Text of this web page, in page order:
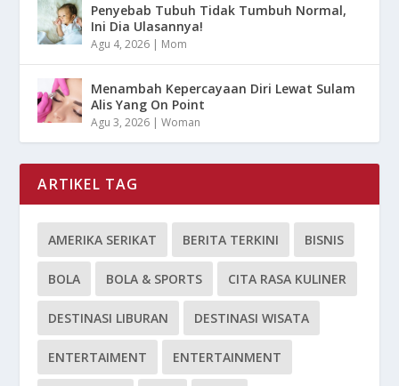
Penyebab Tubuh Tidak Tumbuh Normal,
Ini Dia Ulasannya!
Agu 4, 2026 | Mom
Menambah Kepercayaan Diri Lewat Sulam
Alis Yang On Point
Agu 3, 2026 |Woman
ARTIKEL TAG
AMERIKA SERIKAT BERITA TERKINI BISNIS
BOLA BOLA & SPORTS CITA RASA KULINER
DESTINASI LIBURAN DESTINASI WISATA
ENTERTAIMENT ENTERTAINMENT